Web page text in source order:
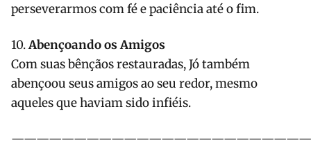
perseverarmos com fé e paciência até o fim.
10.Abençoando os Amigos
Com suas bênçãos restauradas, Jó também
abençoou seus amigos ao seu redor, mesmo
aqueles que haviam sido infiéis.